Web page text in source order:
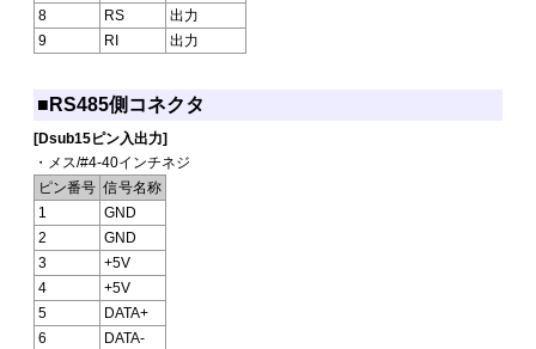
8
RS
出力
9
RI 出力
■RS485側コネクタ
[Dsub15ピン入出力]
・メス/#4-40インチネジ
ピン番号 信号名称
1
GND
2
GND
3
+5V
4
+5V
5
DATA+
6
DATA-